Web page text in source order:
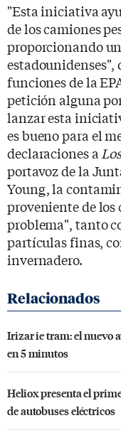
"Esta iniciativa
de los camiones
proporcionando
funciones de la
petición alguna
lanzar esta
es bueno para el
declaraciones a
portavoz de la
Young, la
proveniente de los
problema", tanto
partículas finas,
invernadero.
Irizar ie tram: el nuevo
en 5 minutos
Heliox presenta el
de autobuses eléctricos